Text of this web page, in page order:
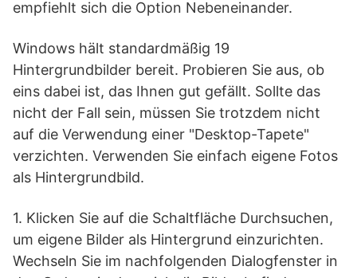
empfiehlt sich die Option Nebeneinander.
Windows hält standardmäßig 19
Hintergrundbilder bereit. Probieren Sie aus, ob
eins dabei ist, das Ihnen gut gefällt. Sollte das
nicht der Fall sein, müssen Sie trotzdem nicht
auf die Verwendung einer "Desktop-Tapete"
verzichten. Verwenden Sie einfach eigene Fotos
als Hintergrundbild.
1. Klicken Sie auf die Schaltfläche Durchsuchen,
um eigene Bilder als Hintergrund einzurichten.
Wechseln Sie im nachfolgenden Dialogfenster in